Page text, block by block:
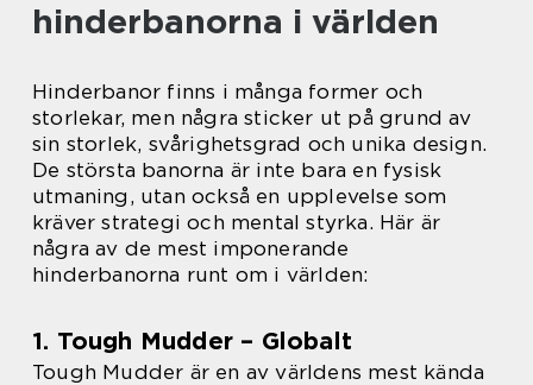
hinderbanorna i världen
Hinderbanor finns i många former och
storlekar, men några sticker ut på grund av
sin storlek, svårighetsgrad och unika design.
De största banorna är inte bara en fysisk
utmaning, utan också en upplevelse som
kräver strategi och mental styrka. Här är
några av de mest imponerande
hinderbanorna runt om i världen:
1. Tough Mudder – Globalt
Tough Mudder är en av världens mest kända